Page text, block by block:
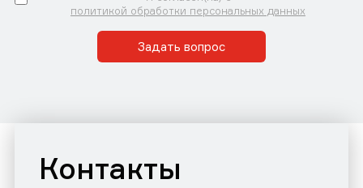
политикой обработки персональных данных
Задать вопрос
Контакты